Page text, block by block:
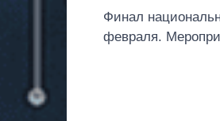
Финал
февраля.